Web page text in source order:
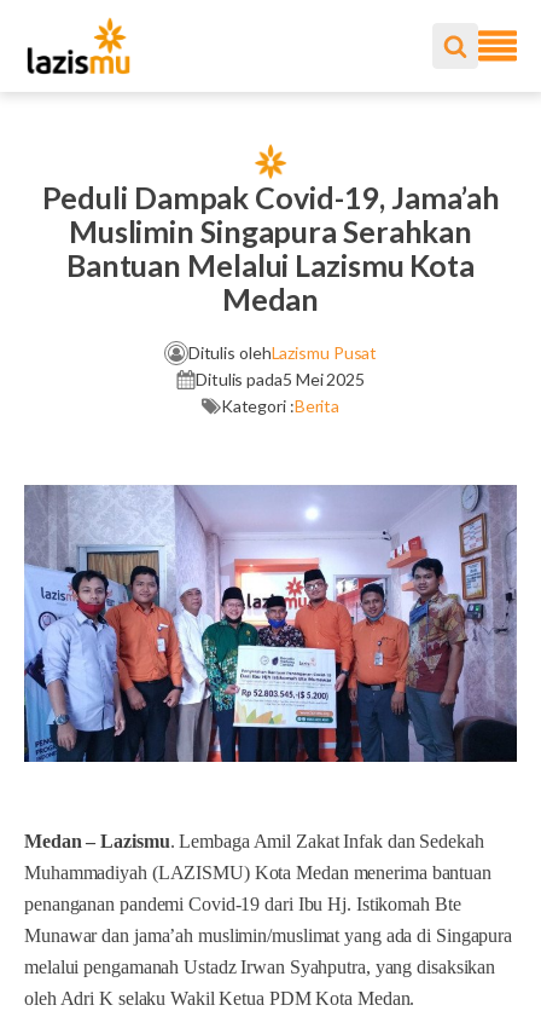
Peduli Dampak Covid-19, Jama’ah
Muslimin Singapura Serahkan
Bantuan Melalui Lazismu Kota
Medan
Ditulis olehLazismu Pusat
Ditulis pada5 Mei 2025
Kategori :Berita
Medan – Lazismu. Lembaga Amil Zakat Infak dan Sedekah
Muhammadiyah (LAZISMU) Kota Medan menerima bantuan
penanganan pandemi Covid-19 dari Ibu Hj. Istikomah Bte
Munawar dan jama’ah muslimin/muslimat yang ada di Singapura
melalui pengamanah Ustadz Irwan Syahputra, yang disaksikan
oleh Adri K selaku Wakil Ketua PDM Kota Medan.